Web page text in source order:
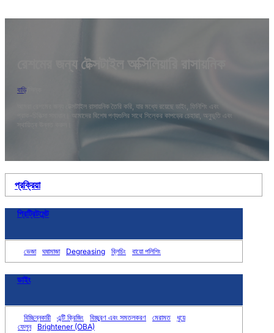
রেশমের জন্য টেক্সটাইল অক্সিলিয়ারি রাসায়নিক
বাড়ি/
আমরা রেশমের জন্য টেক্সটাইল রাসায়নিক তৈরি করি, যার মধ্যে রয়েছে ডাইং, ফিনিশিং এবং
প্রাক-চিকিত্সা সমাধান। আমাদের বিশেষ পণ্যগুলির সাথে সিল্কের কাপড়ের চেহারা, অনুভূতি এবং
প্রক্রিয়া
প্রিট্রিটমেন্ট
ভেজা ঘষামাজা Degreasing ব্লিচিং বায়ো পলিশিং
ডাইং
বিচ্ছিন্নকারী এন্টি ক্রিজিং বিচ্ছুরণ এবং সমতলকরণ মেরামত
ধুয়ে
ফেলুন
Brightener (OBA)